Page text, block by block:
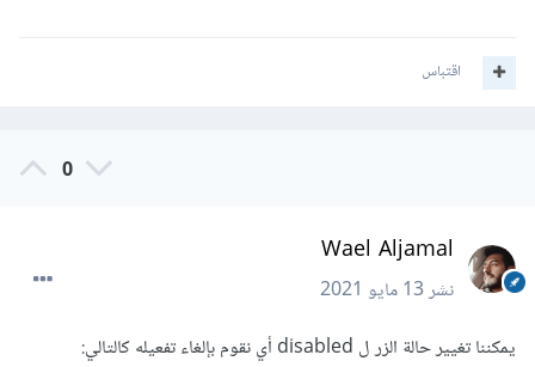
اقتباس
0
Wael Aljamal
نشر13 مايو 2021
يمكننا تغيير حالة الزر ل disabled أي نقوم بإلغاء تفعيله كالتالي: